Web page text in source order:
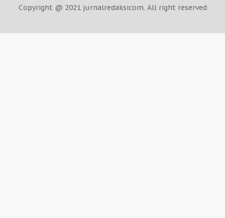
Copyright @ 2021 jurnalredaksicom. All right reserved